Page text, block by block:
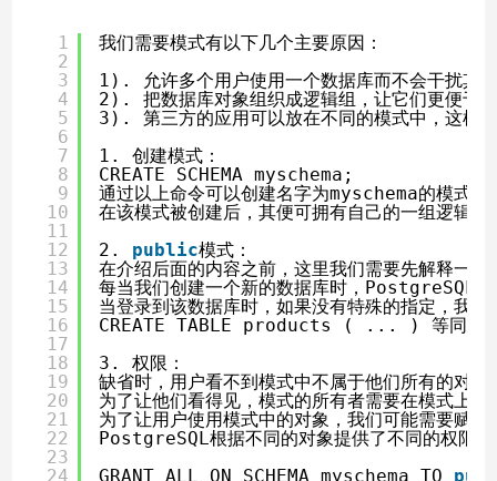
1
2
3
4
5
6
7
8
9
10
11
12
13
14
15
16
17
18
19
20
21
22
23
24
我们需要模式有以下几个主要原因：
1). 允许多个用户使用一个数据库而不会干扰其
2). 把数据库对象组织成逻辑组，让它们更便于
3). 第三方的应用可以放在不同的模式中，这样
1. 创建模式：
CREATE SCHEMA myschema;
通过以上命令可以创建名字为myschema的模式，
在该模式被创建后，其便可拥有自己的一组逻辑
2. public模式：
在介绍后面的内容之前，这里我们需要先解释一下
每当我们创建一个新的数据库时，PostgreSQL
当登录到该数据库时，如果没有特殊的指定，我
CREATE TABLE products ( ... ) 等同于
3. 权限：
缺省时，用户看不到模式中不属于他们所有的对象
为了让他们看得见，模式的所有者需要在模式上赋
为了让用户使用模式中的对象，我们可能需要赋
PostgreSQL根据不同的对象提供了不同的权限类
GRANT ALL ON SCHEMA myschema TO